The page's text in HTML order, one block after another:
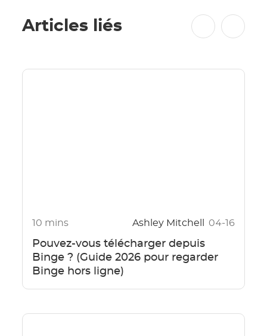
Articles liés
10 mins Ashley Mitchell 04-16
Pouvez-vous télécharger depuis
Binge ? (Guide 2026 pour regarder
Binge hors ligne)